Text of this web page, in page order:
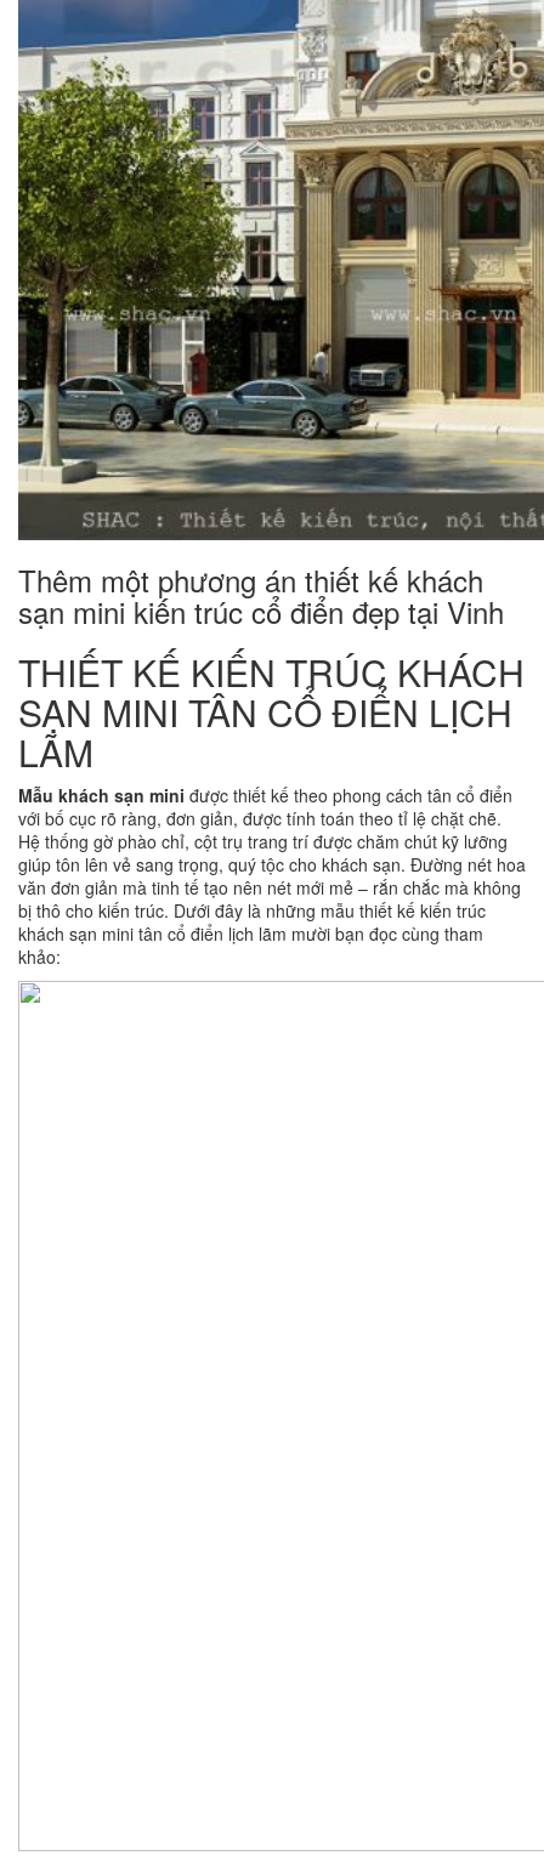
Thêm một phương án thiết kế khách
sạn mini kiến trúc cổ điển đẹp tại Vinh
THIẾT KẾ KIẾN TRÚC KHÁCH
SẠN MINI TÂN CỔ ĐIỂN LỊCH
LÃM
Mẫu khách sạn mini được thiết kế theo phong cách tân cổ điển
với bố cục rõ ràng, đơn giản, được tính toán theo tỉ lệ chặt chẽ.
Hệ thống gờ phào chỉ, cột trụ trang trí được chăm chút kỹ lưỡng
giúp tôn lên vẻ sang trọng, quý tộc cho khách sạn. Đường nét hoa
văn đơn giản mà tinh tế tạo nên nét mới mẻ – rắn chắc mà không
bị thô cho kiến trúc. Dưới đây là những mẫu thiết kế kiến trúc
khách sạn mini tân cổ điển lịch lãm mười bạn đọc cùng tham
khảo: